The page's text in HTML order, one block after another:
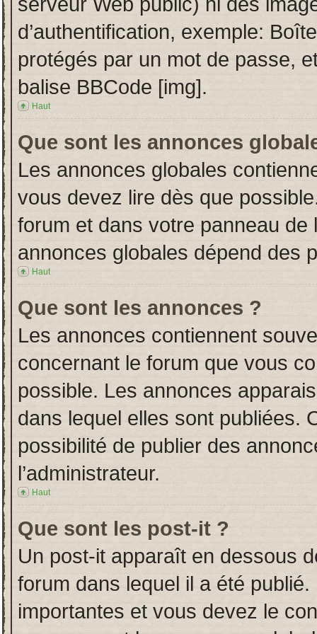
d’authentification, exemple:
protégés par un mot de passe,
balise BBCode [img].
Haut
Que sont les annonces
Les annonces globales
vous devez lire dès que
forum et dans votre panneau de
annonces globales dépend des
Haut
Que sont les annonces ?
Les annonces contiennent
concernant le forum que vous
possible. Les annonces
dans lequel elles sont publiées.
possibilité de publier des
l’administrateur.
Haut
Que sont les post-it ?
Un post-it apparaît en dessous
forum dans lequel il a été
importantes et vous devez le